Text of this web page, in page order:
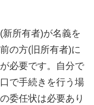
所有者)が名義を
の方(旧所有者)に
必要です。自分で
で手続きを行う場
委任状は必要あり